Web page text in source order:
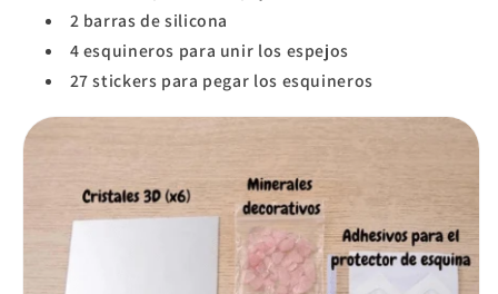
2 barras de silicona
4 esquineros para unir los espejos
27 stickers para pegar los esquineros